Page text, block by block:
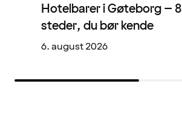
Hotelbarer i Gøteborg – 8
steder, du bør kende
6. august 2026